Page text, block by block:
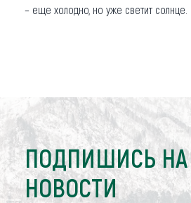
– еще холодно, но уже светит солнце.
ПОДПИШИСЬ
НОВОСТИ